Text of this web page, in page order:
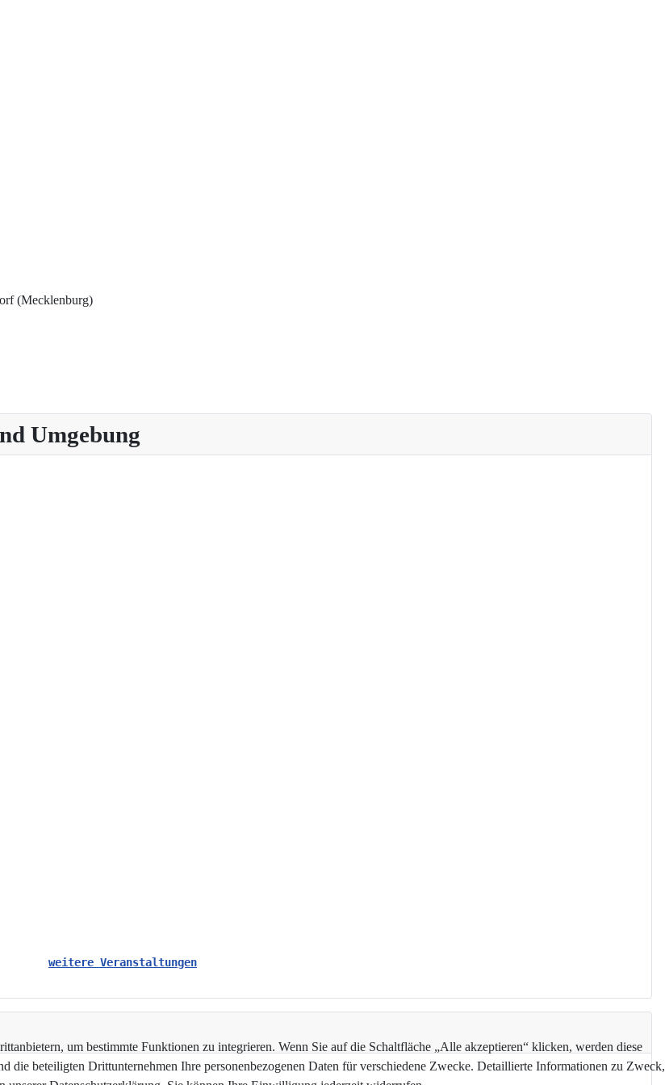
Umgebung
weitere Veranstaltungen
(Mecklenburg)
um bestimmte Funktionen zu integrieren. Wenn Sie auf die Schaltfläche „Alle akzeptieren“ klicken, werden diese
beteiligten Drittunternehmen Ihre personenbezogenen Daten für verschiedene Zwecke. Detaillierte Informationen zu Zweck,